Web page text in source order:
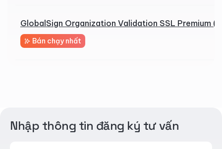
GlobalSign Organization Validation SSL Premium
Bán chạy nhất
Nhập thông tin đăng ký tư vấn